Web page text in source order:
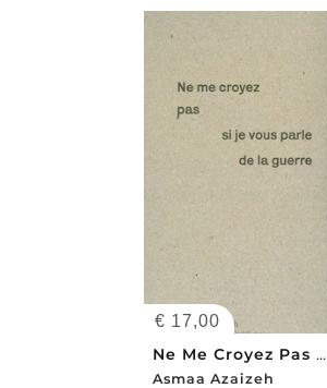
€ 17,00
Ne Me Croyez Pas Si Je Vous Parle De La Guerre
Asmaa Azaizeh